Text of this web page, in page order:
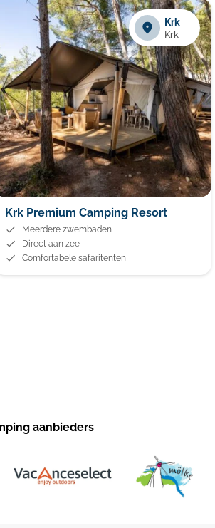
Krk
Krk
Krk Premium Camping Resort
Meerdere zwembaden
Direct aan zee
Comfortabele safaritenten
aanbieders